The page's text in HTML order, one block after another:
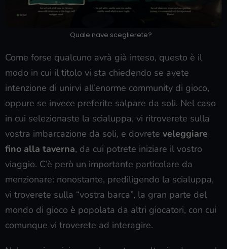
Quale nave sceglierete?
Come forse qualcuno avrà già inteso, questo è il
modo in cui il titolo vi sta chiedendo se avete
intenzione di unirvi all’enorme community di gioco,
oppure se invece preferite salpare da soli. Nel caso
in cui selezionaste la scialuppa, vi ritroverete sulla
vostra imbarcazione da soli, e dovrete veleggiare
fino alla taverna, da cui potrete iniziare il vostro
viaggio. C’è però un importante particolare da
menzionare: nonostante, prediligendo la scialuppa,
vi troverete sulla “vostra barca”, la gran parte del
mondo di gioco è popolata da altri giocatori, con cui
comunque vi troverete ad interagire.